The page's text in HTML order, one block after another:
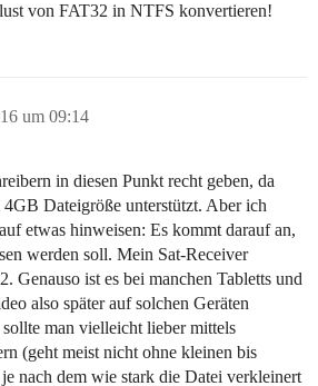
von FAT32 in NTFS konvertieren!
um 09:14
in diesen Punkt recht geben, da
Dateigröße unterstützt. Aber ich
etwas hinweisen: Es kommt darauf an,
werden soll. Mein Sat-Receiver
Genauso ist es bei manchen Tabletts und
also später auf solchen Geräten
man vielleicht lieber mittels
(geht meist nicht ohne kleinen bis
nach dem wie stark die Datei verkleinert